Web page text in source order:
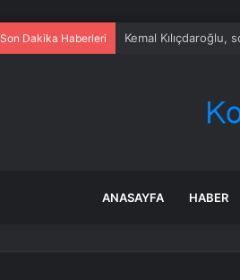
Son Dakika Haberleri Kemal Kılıçdaroğlu,
ANASAYFA HABER